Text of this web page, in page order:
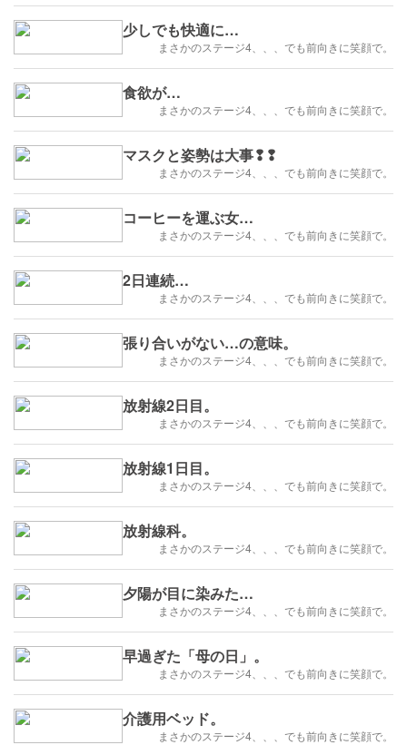
少しでも快適に…
まさかのステージ4、、、でも前向きに笑顔で。
食欲が…
まさかのステージ4、、、でも前向きに笑顔で。
マスクと姿勢は大事❢❢
まさかのステージ4、、、でも前向きに笑顔で。
コーヒーを運ぶ女…
まさかのステージ4、、、でも前向きに笑顔で。
2日連続…
まさかのステージ4、、、でも前向きに笑顔で。
張り合いがない…の意味。
まさかのステージ4、、、でも前向きに笑顔で。
放射線2日目。
まさかのステージ4、、、でも前向きに笑顔で。
放射線1日目。
まさかのステージ4、、、でも前向きに笑顔で。
放射線科。
まさかのステージ4、、、でも前向きに笑顔で。
夕陽が目に染みた…
まさかのステージ4、、、でも前向きに笑顔で。
早過ぎた「母の日」。
まさかのステージ4、、、でも前向きに笑顔で。
介護用ベッド。
まさかのステージ4、、、でも前向きに笑顔で。